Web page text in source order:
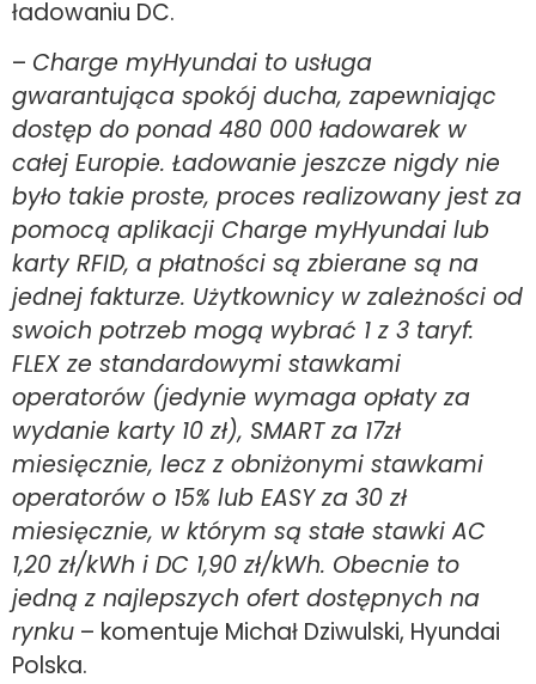
ładowaniu DC.
– Charge myHyundai to usługa
gwarantująca spokój ducha, zapewniając
dostęp do ponad 480 000 ładowarek w
całej Europie. Ładowanie jeszcze nigdy nie
było takie proste, proces realizowany jest za
pomocą aplikacji Charge myHyundai lub
karty RFID, a płatności są zbierane są na
jednej fakturze. Użytkownicy w zależności od
swoich potrzeb mogą wybrać 1 z 3 taryf:
FLEX ze standardowymi stawkami
operatorów (jedynie wymaga opłaty za
wydanie karty 10 zł), SMART za 17zł
miesięcznie, lecz z obniżonymi stawkami
operatorów o 15% lub EASY za 30 zł
miesięcznie, w którym są stałe stawki AC
1,20 zł/kWh i DC 1,90 zł/kWh. Obecnie to
jedną z najlepszych ofert dostępnych na
rynku – komentuje Michał Dziwulski, Hyundai
Polska.